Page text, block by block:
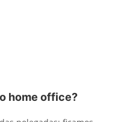
home office?